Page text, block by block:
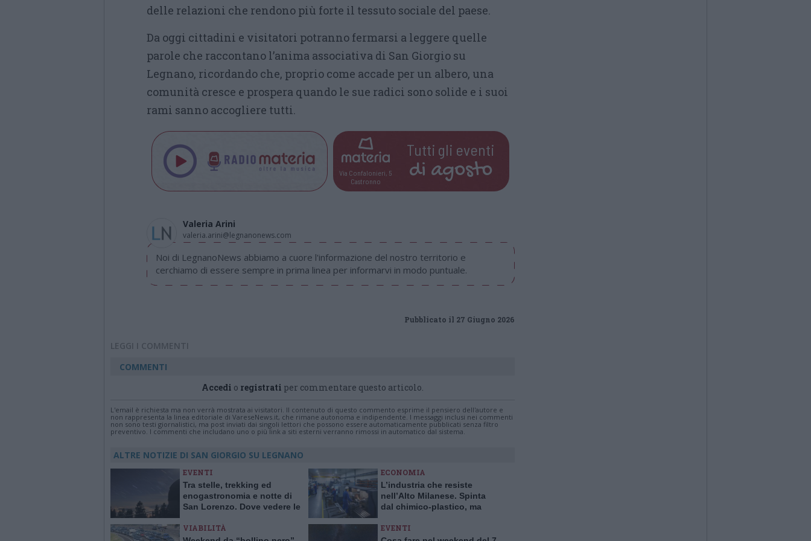
delle relazioni che rendono più forte il tessuto sociale del paese.
Da oggi cittadini e visitatori potranno fermarsi a leggere quelle
parole che raccontano l’anima associativa di San Giorgio su
Legnano, ricordando che, proprio come accade per un albero, una
comunità cresce e prospera quando le sue radici sono solide e i suoi
rami sanno accogliere tutti.
Via Confalonieri, 5
Castronno
Tutti gli eventi
di agosto
Valeria Arini
valeria.arini@legnanonews.com
Noi di LegnanoNews abbiamo a cuore l'informazione del nostro territorio e
cerchiamo di essere sempre in prima linea per informarvi in modo puntuale.
Pubblicato il 27 Giugno 2026
LEGGI I COMMENTI
COMMENTI
Accedi o registrati per commentare questo articolo.
L'email è richiesta ma non verrà mostrata ai visitatori. Il contenuto di questo commento esprime il pensiero dell'autore e
non rappresenta la linea editoriale di VareseNews.it, che rimane autonoma e indipendente. I messaggi inclusi nei commenti
non sono testi giornalistici, ma post inviati dai singoli lettori che possono essere automaticamente pubblicati senza filtro
preventivo. I commenti che includano uno o più link a siti esterni verranno rimossi in automatico dal sistema.
ALTRE NOTIZIE DI SAN GIORGIO SU LEGNANO
EVENTI
Tra stelle, trekking ed
enogastronomia e notte di
San Lorenzo. Dove vedere le
ECONOMIA
L’industria che resiste
nell’Alto Milanese. Spinta
dal chimico-plastico, ma
VIABILITÀ
EVENTI